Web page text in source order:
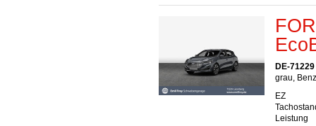
DE-
grau,
EZ
Leistung